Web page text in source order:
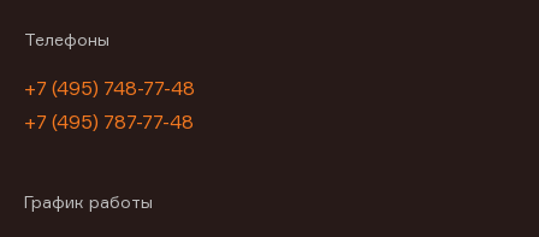
Телефоны
+7 (495) 748-77-48
+7 (495) 787-77-48
График работы